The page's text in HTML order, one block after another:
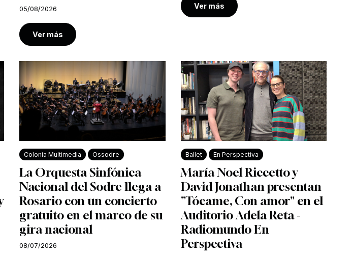
05/08/2026
Ver más
Ver más
Colonia Multimedia Ossodre
La Orquesta Sinfónica
Nacional del Sodre llega a
Rosario con un concierto
gratuito en el marco de su
gira nacional
08/07/2026
Ballet En Perspectiva
María Noel Riccetto y
David Jonathan presentan
"Tócame, Con amor" en el
Auditorio Adela Reta -
Radiomundo En
Perspectiva